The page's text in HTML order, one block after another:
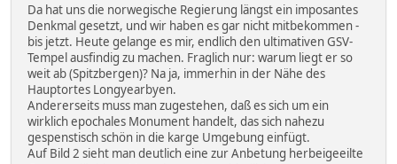
Da hat uns die norwegische Regierung längst ein imposantes
Denkmal gesetzt, und wir haben es gar nicht mitbekommen -
bis jetzt. Heute gelange es mir, endlich den ultimativen GSV-
Tempel ausfindig zu machen. Fraglich nur: warum liegt er so
weit ab (Spitzbergen)? Na ja, immerhin in der Nähe des
Hauptortes Longyearbyen.
Andererseits muss man zugestehen, daß es sich um ein
wirklich epochales Monument handelt, das sich nahezu
gespenstisch schön in die karge Umgebung einfügt.
Auf Bild 2 sieht man deutlich eine zur Anbetung herbeigeeilte